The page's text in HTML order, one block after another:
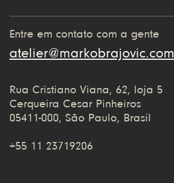
Entre em contato com a gente
atelier@markobrajovic.com
Rua Cristiano Viana, 62, loja 5
Cerqueira Cesar Pinheiros
05411-000, São Paulo, Brasil
+55 11 23719206